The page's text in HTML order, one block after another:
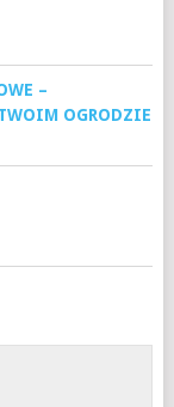
–
OGRODZIE